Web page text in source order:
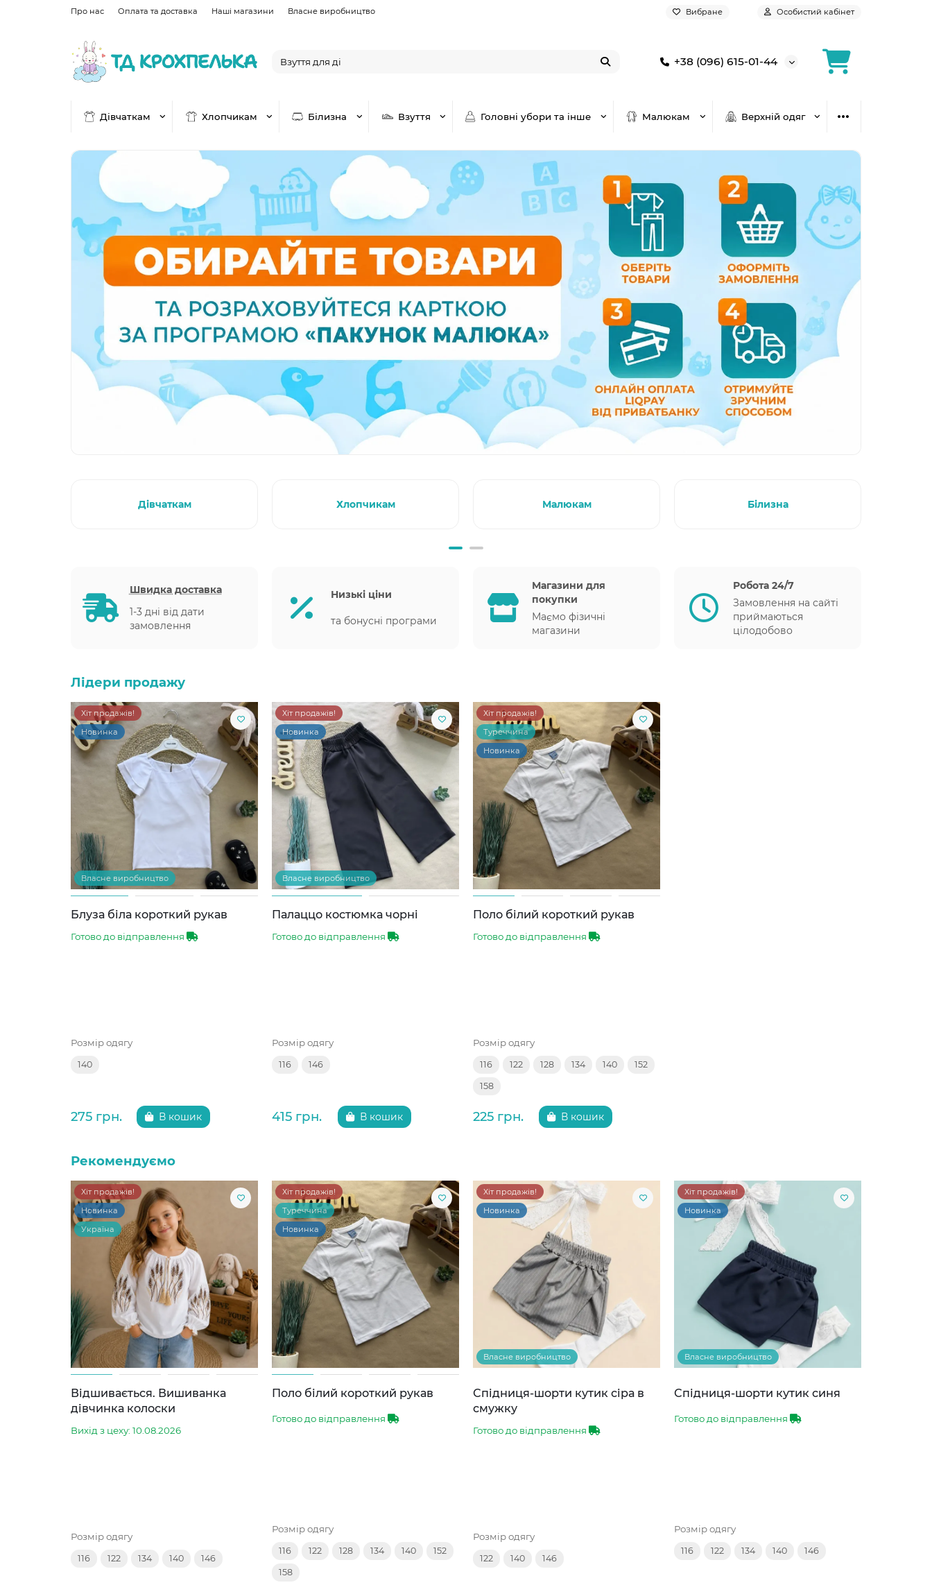
Про нас Оплата та доставка Наші магазини Власне виробництво Вибране Особистий кабінет
+38 (096) 615-01-44
Дівчаткам Хлопчикам Білизна Взуття Головні убори та інше Малюкам Верхній одяг
Дівчаткам Хлопчикам Малюкам Білизна
Швидка доставка
1-3 дні від дати
замовлення
Низькі ціни
та бонусні програми
Магазини для
покупки
Маємо фізичні
магазини
Робота 24/7
Замовлення на сайті
приймаються
цілодобово
Лідери продажу
Хіт продажів!
Новинка
Власне виробництво
Блуза біла короткий рукав
Готово до відправлення
Розмір одягу
140
275 грн. В кошик
Хіт продажів!
Новинка
Власне виробництво
Палаццо костюмка чорні
Готово до відправлення
Розмір одягу
116 146
415 грн. В кошик
Хіт продажів!
Туреччина
Новинка
Поло білий короткий рукав
Готово до відправлення
Розмір одягу
116 122 128 134 140 152
158
225 грн. В кошик
Рекомендуємо
Хіт продажів!
Новинка
Україна
Відшивається. Вишиванка
дівчинка колоски
Вихід з цеху: 10.08.2026
Розмір одягу
116 122 134 140 146
Хіт продажів!
Туреччина
Новинка
Поло білий короткий рукав
Готово до відправлення
Розмір одягу
116 122 128 134 140 152
158
Хіт продажів!
Новинка
Власне виробництво
Спідниця-шорти кутик сіра в
смужку
Готово до відправлення
Розмір одягу
122 140 146
Хіт продажів!
Новинка
Власне виробництво
Спідниця-шорти кутик синя
Готово до відправлення
Розмір одягу
116 122 134 140 146